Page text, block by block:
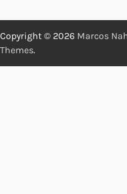
Copyright © 2026 Marcos
Themes.